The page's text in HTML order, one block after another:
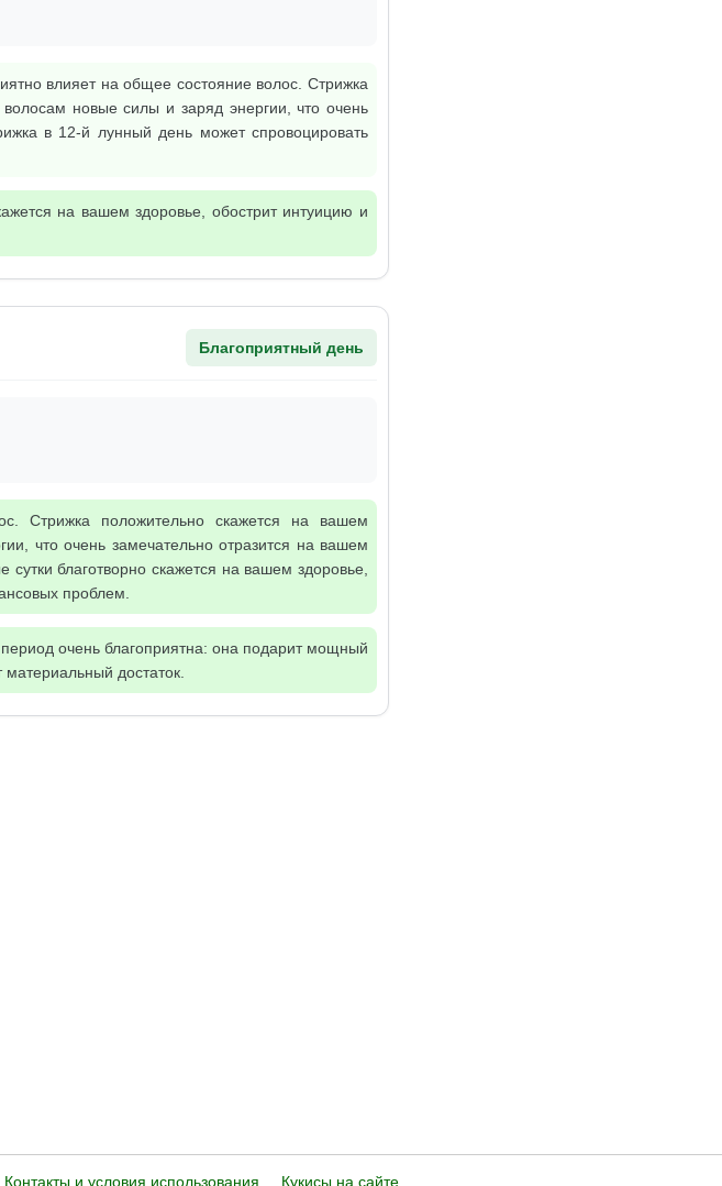
влияет на общее состояние волос. Стрижка
новые силы и заряд энергии, что очень
в 12-й лунный день может спровоцировать
на вашем здоровье, обострит интуицию и
Благоприятный день
Стрижка положительно скажется на вашем
что очень замечательно отразится на вашем
благотворно скажется на вашем здоровье,
проблем.
очень благоприятна: она подарит мощный
достаток.
Контакты и условия использования Кукисы на сайте